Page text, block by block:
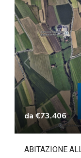
da €73.406
ABITAZIONE